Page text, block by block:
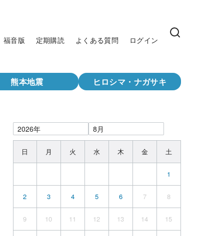
福音版 定期購読 よくある質問 ログイン
熊本地震 ヒロシマ・ナガサキ
日 月 火 水 木 金 土
1
2 3 4 5 6 7 8
9 10 11 12 13 14 15